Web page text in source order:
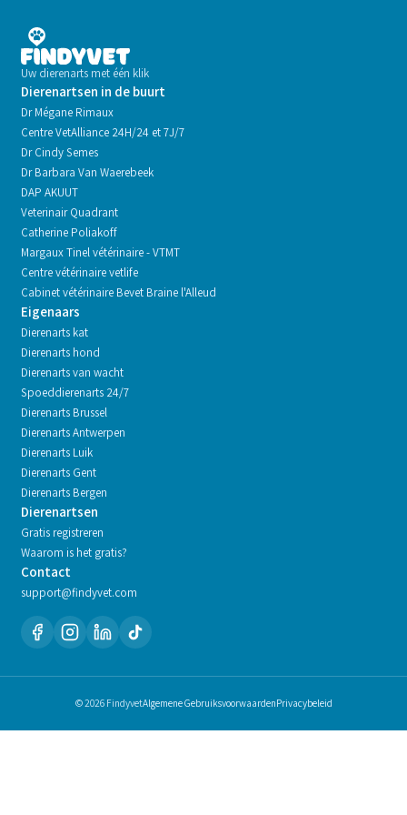
Uw dierenarts met één klik
Dierenartsen in de buurt
Dr Mégane Rimaux
Centre VetAlliance 24H/24 et 7J/7
Dr Cindy Semes
Dr Barbara Van Waerebeek
DAP AKUUT
Veterinair Quadrant
Catherine Poliakoff
Margaux Tinel vétérinaire - VTMT
Centre vétérinaire vetlife
Cabinet vétérinaire Bevet Braine l'Alleud
Eigenaars
Dierenarts kat
Dierenarts hond
Dierenarts van wacht
Spoeddierenarts 24/7
Dierenarts Brussel
Dierenarts Antwerpen
Dierenarts Luik
Dierenarts Gent
Dierenarts Bergen
Dierenartsen
Gratis registreren
Waarom is het gratis?
Contact
support@findyvet.com
© 2026 FindyvetAlgemene GebruiksvoorwaardenPrivacybeleid